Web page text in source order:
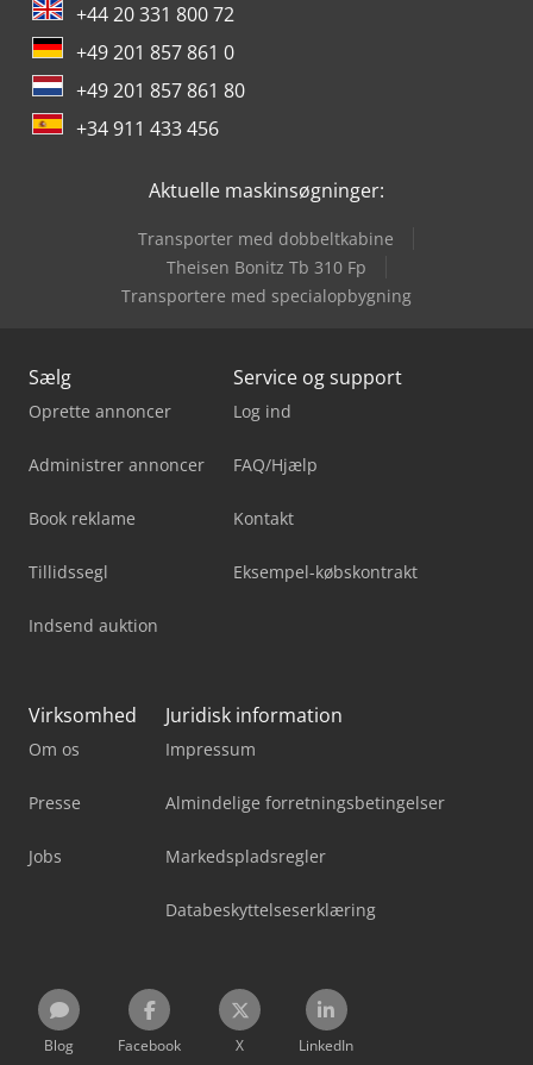
+44 20 331 800 72
+49 201 857 861 0
+49 201 857 861 80
+34 911 433 456
Aktuelle maskinsøgninger:
Transporter med dobbeltkabine
Theisen Bonitz Tb 310 Fp
Transportere med specialopbygning
Sælg
Oprette annoncer
Administrer annoncer
Book reklame
Tillidssegl
Indsend auktion
Service og support
Log ind
FAQ/Hjælp
Kontakt
Eksempel-købskontrakt
Virksomhed
Om os
Presse
Jobs
Juridisk information
Impressum
Almindelige forretningsbetingelser
Markedspladsregler
Databeskyttelseserklæring
Blog Facebook X LinkedIn